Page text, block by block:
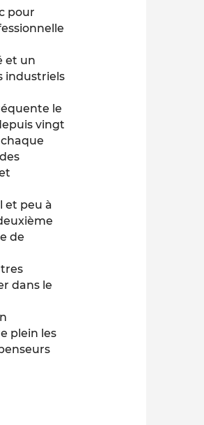
pour
et un
industriels
le
vingt
et peu à
de
dans le
plein les